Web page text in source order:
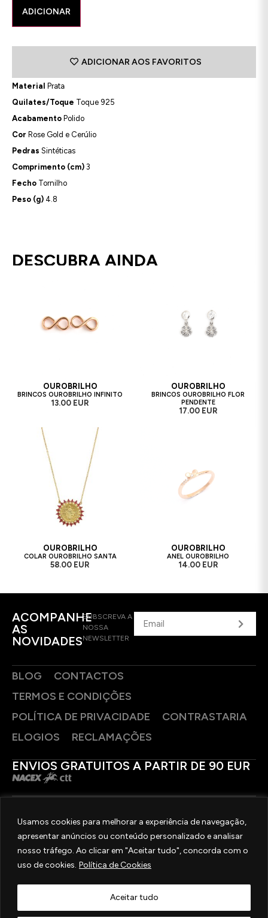
Usamos cookies para melhorar a experiência de navegação,
apresentar anúncios ou conteúdo personalizado e analisar
nosso tráfego. Ao clicar em "Aceitar tudo", concorda com o
uso de cookies. Política de Cookies
Aceitar tudo
ADICIONAR
ADICIONAR AOS FAVORITOS
Material
Prata
Quilates/Toque Toque 925
Acabamento Polido
Cor Rose Gold e Cerúlio
Pedras Sintéticas
Comprimento (cm) 3
Fecho Tornilho
Peso (g) 4.8
DESCUBRA AINDA
OUROBRILHO
BRINCOS OUROBRILHO INFINITO
13.00 EUR
OUROBRILHO
BRINCOS OUROBRILHO FLOR
PENDENTE
17.00 EUR
OUROBRILHO
COLAR OUROBRILHO SANTA
58.00 EUR
OUROBRILHO
ANEL OUROBRILHO
14.00 EUR
ACOMPANHE
AS
NOVIDADES
SUBSCREVA A
NOSSA
NEWSLETTER
BLOG
CONTACTOS
TERMOS E CONDIÇÕES
POLÍTICA DE PRIVACIDADE
CONTRASTARIA
ELOGIOS
RECLAMAÇÕES
ENVIOS GRATUITOS A PARTIR DE 90 EUR
SIGA-NOS
2025 © OURIVESARIA FRADIZELA